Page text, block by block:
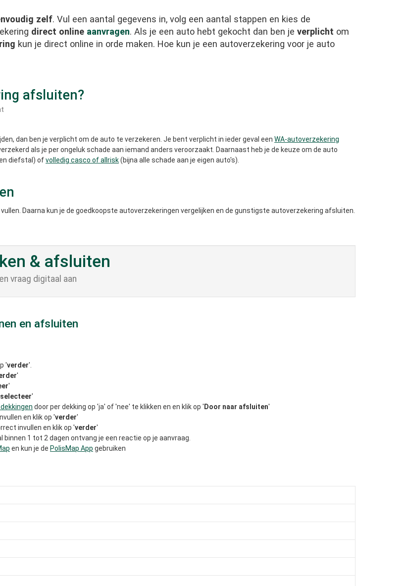
zelf. Vul een aantal gegevens in, volg een aantal stappen en kies de
direct online aanvragen. Als je een auto hebt gekocht dan ben je verplicht om
kun je direct online in orde maken. Hoe kun je een autoverzekering voor je auto
afsluiten?
dan ben je verplicht om de auto te verzekeren. Je bent verplicht in ieder geval een WA-autoverzekering
als je per ongeluk schade aan iemand anders veroorzaakt. Daarnaast heb je de keuze om de auto
diefstal) ofvolledig casco of allrisk(bijna alle schade aan je eigen auto's).
Daarna kun je de goedkoopste autoverzekeringen vergelijken en de gunstigste autoverzekering afsluiten.
& afsluiten
vraag digitaal aan
en afsluiten
'verder'.
'
'
selecteer'
door per dekking op 'ja' of 'nee' te klikken en en klik op ' Door naar afsluiten'
en klik op 'verder'
invullen en klik op 'verder'
1 tot 2 dagen ontvang je een reactie op je aanvraag.
en kun je de PolisMap App gebruiken